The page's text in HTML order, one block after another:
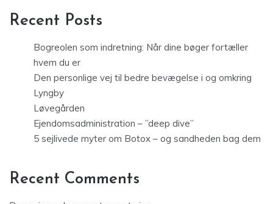
Recent Posts
Bogreolen som indretning: Når dine bøger fortæller
hvem du er
Den personlige vej til bedre bevægelse i og omkring
Lyngby
Løvegården
Ejendomsadministration – ”deep dive”
5 sejlivede myter om Botox – og sandheden bag dem
Recent Comments